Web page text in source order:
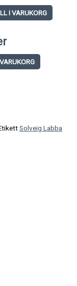
I VARUKORG
Solveig Labba